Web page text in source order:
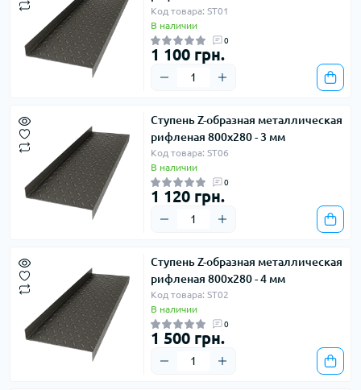
Код товара: ST01
В наличии
0
1 100 грн.
Ступень Z-образная металлическая
рифленая 800х280 - 3 мм
Код товара: ST06
В наличии
0
1 120 грн.
Ступень Z-образная металлическая
рифленая 800х280 - 4 мм
Код товара: ST02
В наличии
0
1 500 грн.